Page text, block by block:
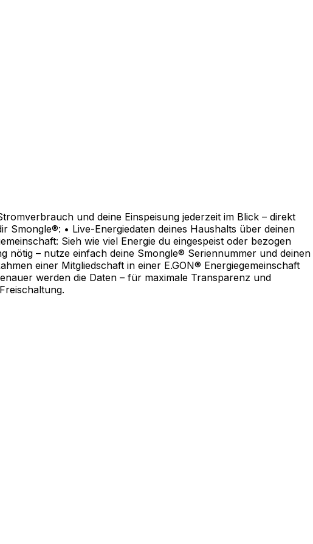
und deine Einspeisung jederzeit im Blick – direkt
Smongle®: • Live-Energiedaten deines Haushalts über deinen
Sieh wie viel Energie du eingespeist oder bezogen
nötig – nutze einfach deine Smongle® Seriennummer und deinen
einer Mitgliedschaft in einer E.GON® Energiegemeinschaft
werden die Daten – für maximale Transparenz und